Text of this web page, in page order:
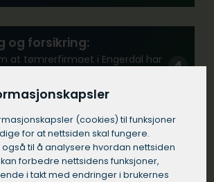
og forsikring:
at tømrerfirmaet i Engerdal har
tømrerfirma med erfaring fra
i Engerdal.
(cookies) til funksjoner
for at nettsiden skal fungere.
også til å analysere hvordan nettsiden
kan forbedre nettsidens funksjoner,
i takt med endringer i brukernes